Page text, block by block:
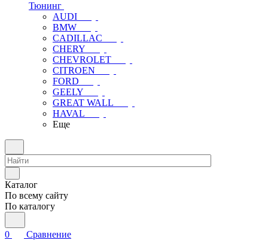
Тюнинг
AUDI
BMW
CADILLAC
CHERY
CHEVROLET
CITROEN
FORD
GEELY
GREAT WALL
HAVAL
Еще
Каталог
По всему сайту
По каталогу
0
Сравнение